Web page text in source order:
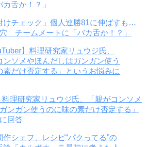
けチェック」個人連勝81に伸ばすも…
チームメートに「バカ舌か！？」
料理研究家リュウジ氏、「親がコンソメ
ンガン使うのに味の素だけ否定する」
回答